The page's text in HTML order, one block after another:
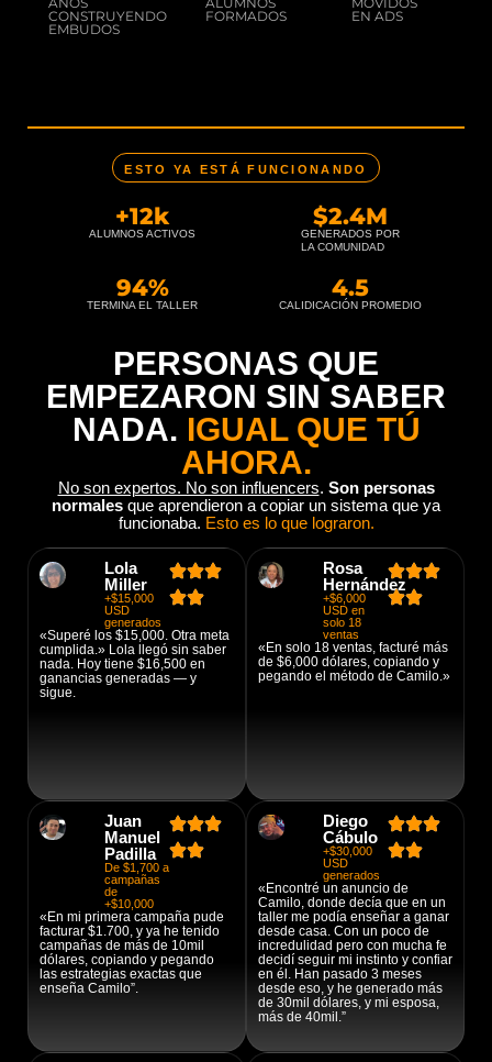
CONSTRUYENDO
EMBUDOS
FORMADOS
EN ADS
ESTO YA ESTÁ FUNCIONANDO
ALUMNOS ACTIVOS
+12k
GENERADOS POR
LA COMUNIDAD
$2.4M
TERMINA EL TALLER
94%
CALIDICACIÓN PROMEDIO
4.5
PERSONAS QUE
EMPEZARON SIN SABER
NADA. IGUAL QUE TÚ
AHORA.
No son expertos. No son influencers. Son personas
normales que aprendieron a copiar un sistema que ya
funcionaba. Esto es lo que lograron.
Lola
Miller
+$15,000
USD
generados
«Superé los $15,000. Otra meta
cumplida.» Lola llegó sin saber
nada. Hoy tiene $16,500 en
ganancias generadas — y
sigue.
Rosa
Hernández
+$6,000
USD en
solo 18
ventas
«En solo 18 ventas, facturé más
de $6,000 dólares, copiando y
pegando el método de Camilo.»
Juan
Manuel
Padilla
De $1,700 a
campañas
de
+$10,000
«En mi primera campaña pude
facturar $1.700, y ya he tenido
campañas de más de 10mil
dólares, copiando y pegando
las estrategias exactas que
enseña Camilo”.
Diego
Cábulo
+$30,000
USD
generados
«Encontré un anuncio de
Camilo, donde decía que en un
taller me podía enseñar a ganar
desde casa. Con un poco de
incredulidad pero con mucha fe
decidí seguir mi instinto y confiar
en él. Han pasado 3 meses
desde eso, y he generado más
de 30mil dólares, y mi esposa,
más de 40mil.”